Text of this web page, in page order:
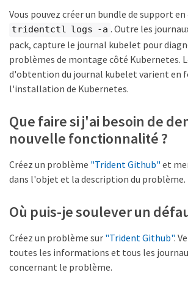
Vous pouvez créer un bundle de support
tridentctl logs -a . Outre les
pack, capture le journal kubelet pour
problèmes de montage côté Kubernetes.
d'obtention du journal kubelet varient en
l'installation de Kubernetes.
Que faire si j'ai besoin de
nouvelle fonctionnalité ?
Créez un problème "Trident Github" et
dans l'objet et la description du problème.
Où puis-je soulever un
Créez un problème sur "Trident Github".
toutes les informations et tous les
concernant le problème.